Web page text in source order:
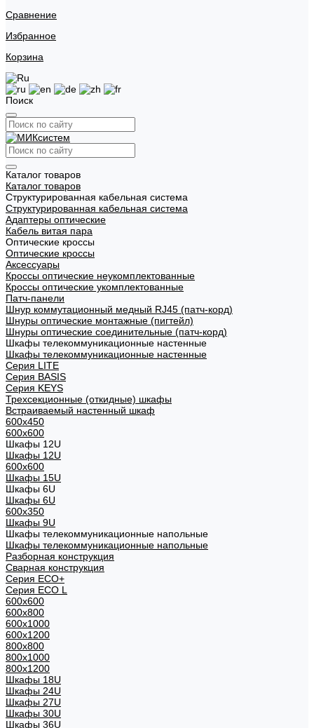
Сравнение
Избранное
Корзина
Поиск
Каталог товаров
Каталог товаров
Структурированная кабельная система
Структурированная кабельная система
Адаптеры оптические
Кабель витая пара
Оптические кроссы
Оптические кроссы
Аксессуары
Кроссы оптические неукомплектованные
Кроссы оптические укомплектованные
Патч-панели
Шнур коммутационный медный RJ45 (патч-корд)
Шнуры оптические монтажные (пигтейл)
Шнуры оптические соединительные (патч-корд)
Шкафы телекоммуникационные настенные
Шкафы телекоммуникационные настенные
Cерия LITE
Cерия BASIS
Cерия KEYS
Трехсекционные (откидные) шкафы
Встраиваемый настенный шкаф
600x450
600x600
Шкафы 12U
Шкафы 12U
600x600
Шкафы 15U
Шкафы 6U
Шкафы 6U
600x350
Шкафы 9U
Шкафы телекоммуникационные напольные
Шкафы телекоммуникационные напольные
Разборная конструкция
Сварная конструкция
Серия ECO+
Серия ECO L
600x600
600x800
600х1000
600х1200
800x800
800х1000
800х1200
Шкафы 18U
Шкафы 24U
Шкафы 27U
Шкафы 30U
Шкафы 36U